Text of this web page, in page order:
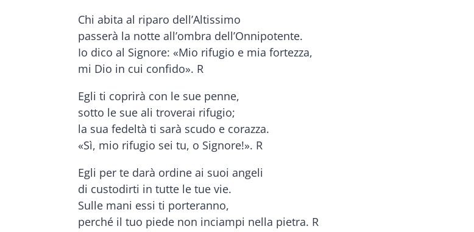
Chi abita al riparo dell’Altissimo
passerà la notte all’ombra dell’Onnipotente.
Io dico al Signore: «Mio rifugio e mia fortezza,
mi Dio in cui confido». R
Egli ti coprirà con le sue penne,
sotto le sue ali troverai rifugio;
la sua fedeltà ti sarà scudo e corazza.
«Sì, mio rifugio sei tu, o Signore!». R
Egli per te darà ordine ai suoi angeli
di custodirti in tutte le tue vie.
Sulle mani essi ti porteranno,
perché il tuo piede non inciampi nella pietra. R